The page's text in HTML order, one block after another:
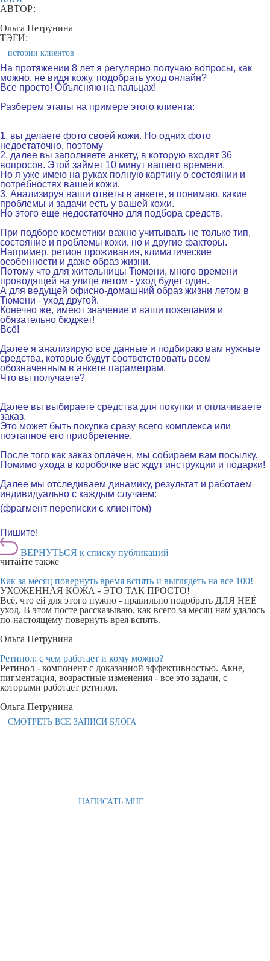
АВТОР:
Ольга Петрунина
ТЭГИ:
истории клиентов
На протяжении 8 лет я регулярно получаю вопросы, как
можно, не видя кожу, подобрать уход онлайн?
Все просто! Объясняю на пальцах!
Разберем этапы на примере этого клиента:
1. вы делаете фото своей кожи. Но одних фото
недостаточно, поэтому
2. далее вы заполняете анкету, в которую входят 36
вопросов. Этой займет 10 минут вашего времени.
Но я уже имею на руках полную картину о состоянии и
потребностях вашей кожи.
3. Анализируя ваши ответы в анкете, я понимаю, какие
проблемы и задачи есть у вашей кожи.
Но этого еще недостаточно для подбора средств.
При подборе косметики важно учитывать не только тип,
состояние и проблемы кожи, но и другие факторы.
Например, регион проживания, климатические
особенности и даже образ жизни.
Потому что для жительницы Тюмени, много времени
проводящей на улице летом - уход будет один.
А для ведущей офисно-домашний образ жизни летом в
Тюмени - уход другой.
Конечно же, имеют значение и ваши пожелания и
обязательно бюджет!
Всё!
Далее я анализирую все данные и подбираю вам нужные
средства, которые будут соответствовать всем
обозначенным в анкете параметрам.
Что вы получаете?
Далее вы выбираете средства для покупки и оплачиваете
заказ.
Это может быть покупка сразу всего комплекса или
поэтапное его приобретение.
После того как заказ оплачен, мы собираем вам посылку.
Помимо ухода в коробочке вас ждут инструкции и подарки!
Далее мы отследиваем динамику, результат и работаем
индивидуально с каждым случаем:
(фрагмент переписки с клиентом)
Пишите!
ВЕРНУТЬСЯ к списку публикаций
читайте также
Как за месяц повернуть время вспять и выглядеть на все 100!
УХОЖЕННАЯ КОЖА - ЭТО ТАК ПРОСТО!
Всё, что ей для этого нужно - правильно подобрать ДЛЯ НЕЁ
уход. В этом посте рассказываю, как всего за месяц нам удалось
по-настоящему повернуть врея вспять.
Ольга Петрунина
Ретинол: с чем работает и кому можно?
Ретинол - компонент с доказанной эффективностью. Акне,
пигментация, возрастные изменения - все это задачи, с
которыми работает ретинол.
Ольга Петрунина
СМОТРЕТЬ ВСЕ ЗАПИСИ БЛОГА
НАПИСАТЬ МНЕ